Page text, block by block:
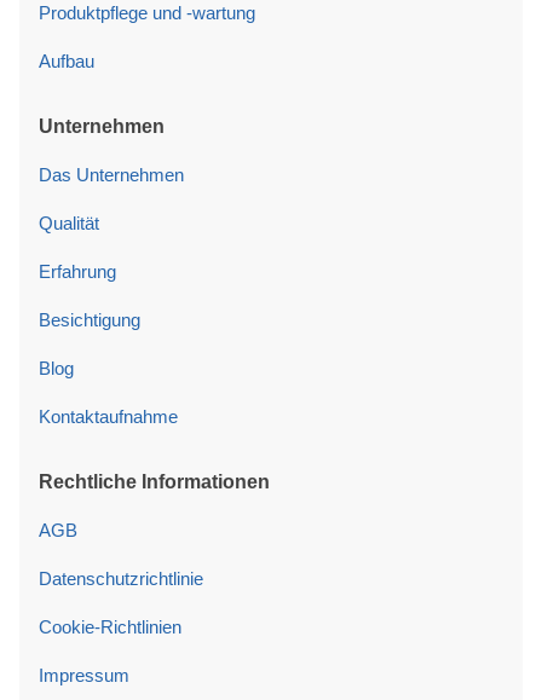
Produktpflege und -wartung
Aufbau
Unternehmen
Das Unternehmen
Qualität
Erfahrung
Besichtigung
Blog
Kontaktaufnahme
Rechtliche Informationen
AGB
Datenschutzrichtlinie
Cookie-Richtlinien
Impressum